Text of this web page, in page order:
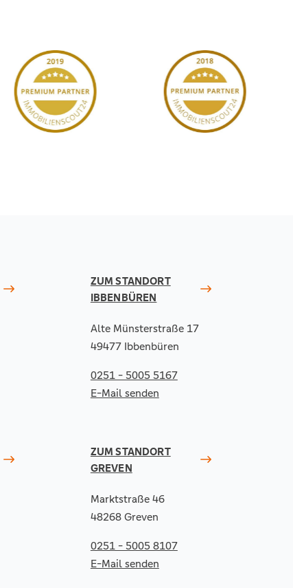
ZUM STANDORT
IBBENBÜREN
Alte Münsterstraße 17
49477 Ibbenbüren
0251 - 5005 5167
E-Mail senden
ZUM STANDORT
GREVEN
Marktstraße 46
48268 Greven
0251 - 5005 8107
E-Mail senden